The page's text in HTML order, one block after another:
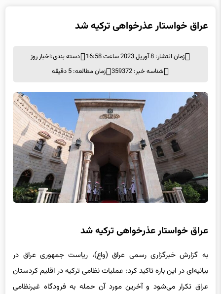
شناسه خبر: 359372
زمان مطالعه: 5 دقیقه
بیانیه‌ای در این باره تاکید کرد: عملیات نظامی ترکیه در اقلیم کردستان
عراق تکرار می‌شود و آخرین مورد آن حمله به فرودگاه غیرنظامی
سلیمانیه بود.